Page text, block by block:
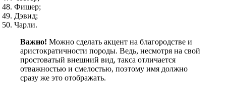
Фишер;
Дэвид;
Чарли.
Важно! Можно сделать акцент на благородстве и
аристократичности породы. Ведь, несмотря на свой
простоватый внешний вид, такса отличается
отважностью и смелостью, поэтому имя должно
сразу же это отображать.